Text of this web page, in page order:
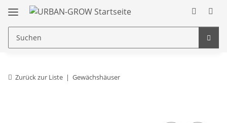
Zurück zur Liste Gewächshäuser